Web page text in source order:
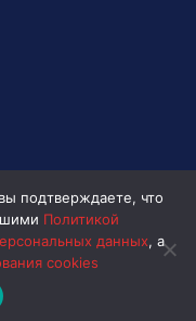
подтверждаете, что
Политикой
данных, а
cookies